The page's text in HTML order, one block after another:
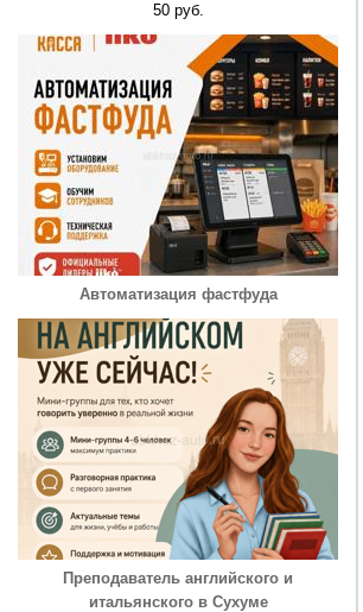
50 руб.
Автоматизация фастфуда
Преподаватель английского и
итальянского в Сухуме